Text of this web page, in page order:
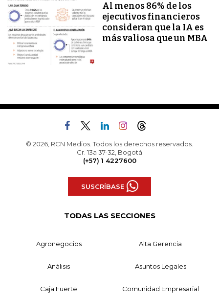
Al menos 86% de los
ejecutivos financieros
consideran que la IA es
más valiosa que un MBA
© 2026, RCN Medios. Todos los derechos reservados.
Cr. 13a 37-32, Bogotá
(+57) 1 4227600
SUSCRÍBASE
TODAS LAS SECCIONES
Agronegocios Alta Gerencia
Análisis Asuntos Legales
Caja Fuerte Comunidad Empresarial